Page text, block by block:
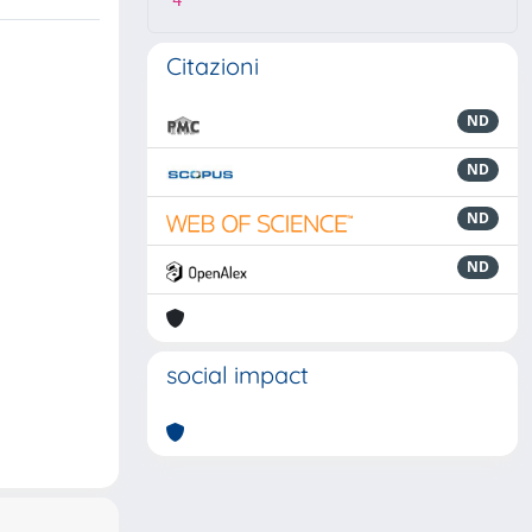
Citazioni
ND
ND
ND
ND
social impact